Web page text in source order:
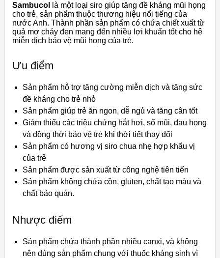
Sambucol
là một loại siro giúp tăng đề kháng mũi họng
cho trẻ, sản phẩm thuộc thương hiệu nổi tiếng của
nước Anh. Thành phần sản phẩm có chứa chiết xuất từ
quả mơ cháy đen mang đến nhiều lợi khuẩn tốt cho hệ
miễn dịch bảo vệ mũi họng của trẻ.
Ưu điểm
Sản phẩm hỗ trợ tăng cường miễn dịch và tăng sức
đề kháng cho trẻ nhỏ
Sản phẩm giúp trẻ ăn ngon, dễ ngủ và tăng cân tốt
Giảm thiểu các triệu chứng hắt hơi, sổ mũi, đau họng
và đồng thời bảo vệ trẻ khi thời tiết thay đổi
Sản phẩm có hương vị siro chua nhẹ hợp khẩu vị
của trẻ
Sản phẩm được sản xuất từ công nghệ tiên tiến
Sản phẩm không chứa cồn, gluten, chất tạo màu và
chất bảo quản.
Nhược điểm
Sản phẩm chứa thành phần nhiều canxi, và không
nên dùng sản phẩm chung với thuốc kháng sinh vì